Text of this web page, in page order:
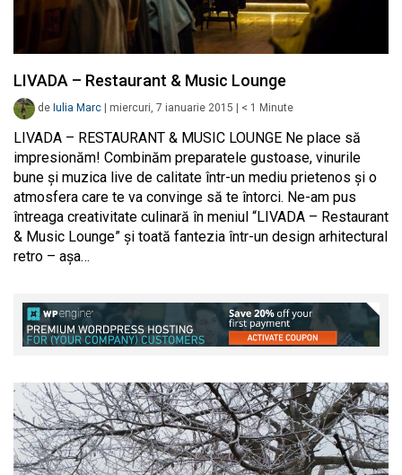
LIVADA – Restaurant & Music Lounge
de Iulia Marc miercuri, 7 ianuarie 2015 < 1 Minute
LIVADA – RESTAURANT & MUSIC LOUNGE Ne place să
impresionăm! Combinăm preparatele gustoase, vinurile
bune și muzica live de calitate într-un mediu prietenos și o
atmosfera care te va convinge să te întorci. Ne-am pus
întreaga creativitate culinară în meniul “LIVADA – Restaurant
& Music Lounge” și toată fantezia într-un design arhitectural
retro – așa…